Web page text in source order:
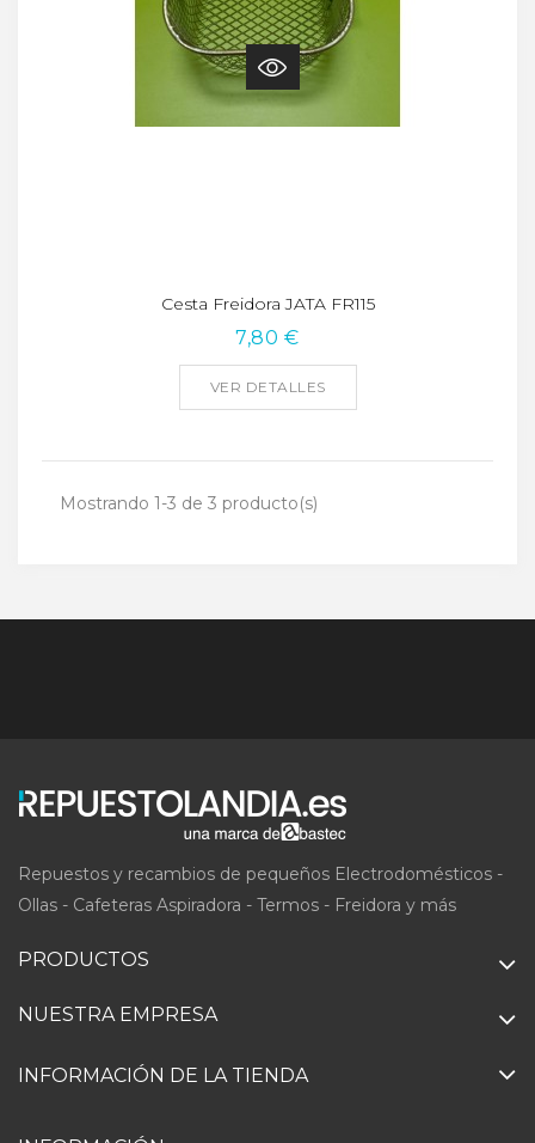
Cesta Freidora JATA FR115
7,80 €
VER DETALLES
Mostrando 1-3 de 3 producto(s)
Repuestos y recambios de pequeños Electrodomésticos -
Ollas - Cafeteras Aspiradora - Termos - Freidora y más
PRODUCTOS
NUESTRA EMPRESA
INFORMACIÓN DE LA TIENDA